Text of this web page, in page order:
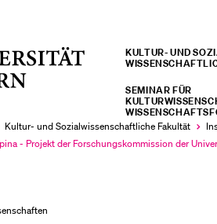
Universität
KULTUR- UND
SEMINAR FÜR
Kultur- und Sozial­­wissenschaftliche Fakultät
- Projekt der Forschungskommission der
keine Suche getätigt.